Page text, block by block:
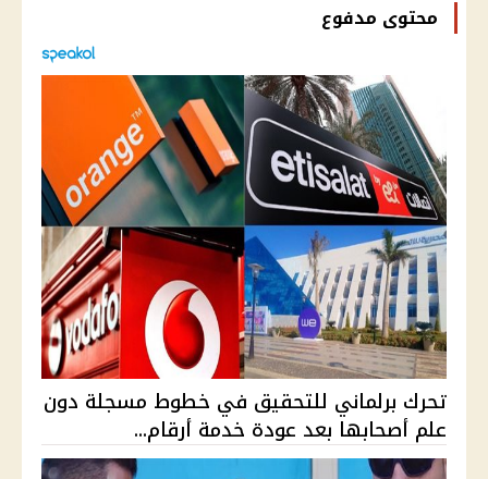
محتوى مدفوع
تحرك برلماني للتحقيق في خطوط مسجلة دون
علم أصحابها بعد عودة خدمة أرقام...